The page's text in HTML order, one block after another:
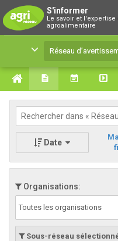
S'informer
Le savoir et
agroalimentaire
Réseau
Le savoir et
Réseau
Date
Organisations:
Toutes les organisations
Sous-réseau